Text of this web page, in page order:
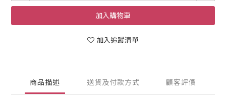
加入購物車
加入追蹤清單
商品描述 送貨及付款方式 顧客評價